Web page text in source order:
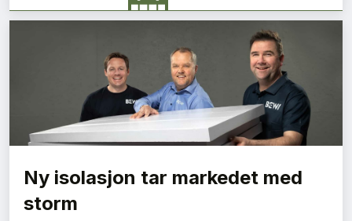
Norges bygg- og eiendomskonferanse 2026
Vi Bygger Vestland 2026
Byggenæringens Klimakonferanse 2026
Ny isolasjon tar markedet med
storm